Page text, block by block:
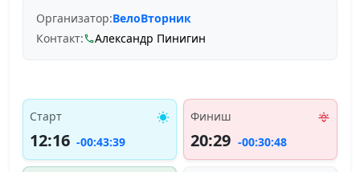
Организатор:ВелоВторник
Контакт:
Александр Пинигин
Старт
12:16 -00:43:39
Финиш
20:29 -00:30:48